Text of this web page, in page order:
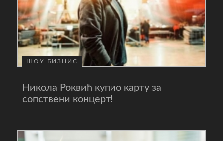
ШОУ БИЗНИС
Никола Роквић купио карту за
сопствени концерт!